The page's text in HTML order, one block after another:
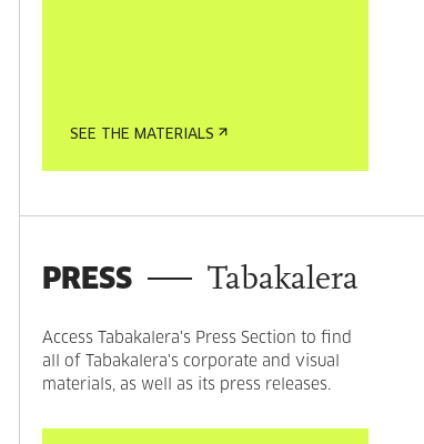
SEE THE MATERIALS
PRESS Tabakalera
Access Tabakalera's Press Section to find
all of Tabakalera's corporate and visual
materials, as well as its press releases.